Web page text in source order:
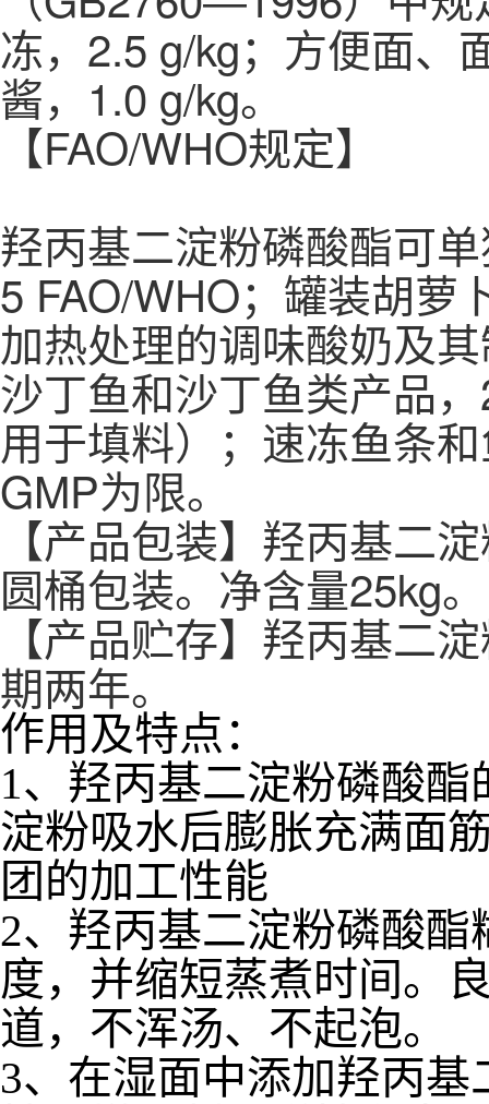
冻，2.5 g/kg；方便面、
酱，1.0 g/kg。
【FAO/WHO规定】
羟丙基二淀粉磷酸酯可
5 FAO/WHO；罐装胡萝
加热处理的调味酸奶及
沙丁鱼和沙丁鱼类产品
用于填料）；速冻鱼条
GMP为限。
【产品包装】羟丙基二
圆桶包装。净含量25kg。
【产品贮存】羟丙基二
期两年。
作用及特点：
1、羟丙基二淀粉磷酸
淀粉吸水后膨胀充满面
团的加工性能
2、羟丙基二淀粉磷酸
度，并缩短蒸煮时间。
道，不浑汤、不起泡。
3、在湿面中添加羟丙